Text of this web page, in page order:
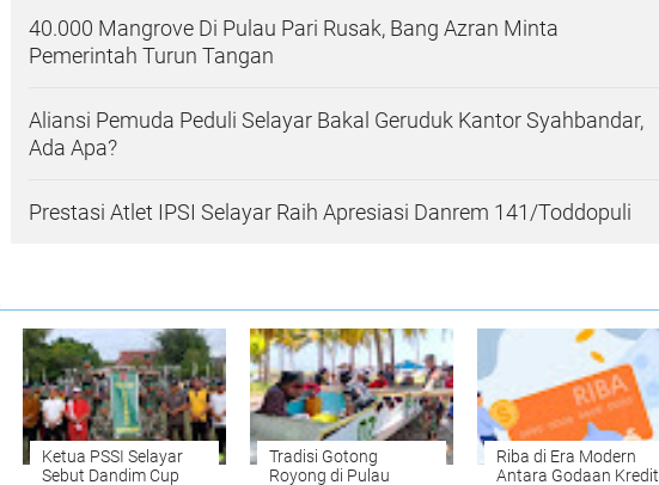
40.000 Mangrove Di Pulau Pari Rusak, Bang Azran Minta
Pemerintah Turun Tangan
Aliansi Pemuda Peduli Selayar Bakal Geruduk Kantor Syahbandar,
Ada Apa?
Prestasi Atlet IPSI Selayar Raih Apresiasi Danrem 141/Toddopuli
Ketua PSSI Selayar
Sebut Dandim Cup
Tradisi Gotong
Royong di Pulau
Riba di Era Modern
Antara Godaan Kredit